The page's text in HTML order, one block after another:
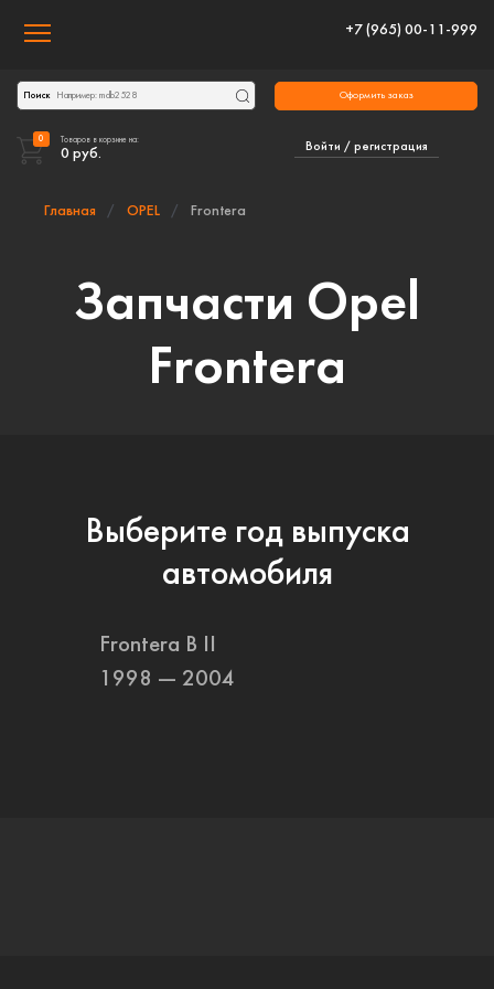
Toggle navigation
+7 (965) 00-11-999
Поиск
Войти / регистрация
0 Товаров в корзине на:
0 руб.
Оформить заказ
Главная OPEL Frontera
Запчасти Opel
Frontera
Выберите год выпуска
автомобиля
Frontera B II
1998 — 2004